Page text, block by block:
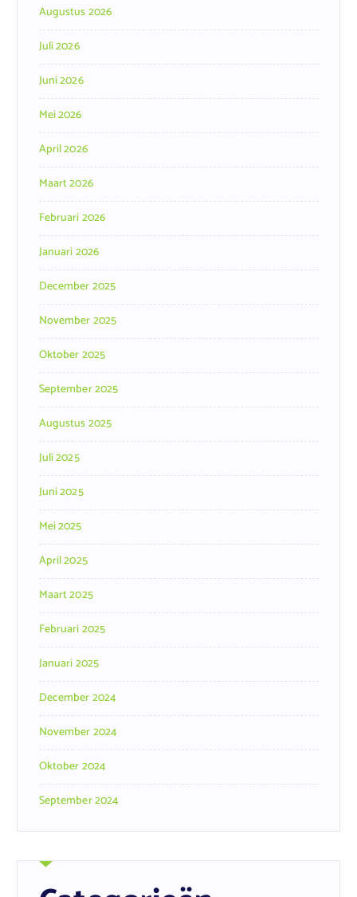
Augustus 2026
Juli 2026
Juni 2026
Mei 2026
April 2026
Maart 2026
Februari 2026
Januari 2026
December 2025
November 2025
Oktober 2025
September 2025
Augustus 2025
Juli 2025
Juni 2025
Mei 2025
April 2025
Maart 2025
Februari 2025
Januari 2025
December 2024
November 2024
Oktober 2024
September 2024